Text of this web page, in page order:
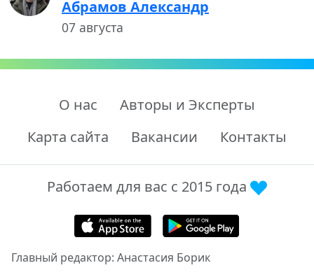
Абрамов Александр
07 августа
О нас
Авторы и Эксперты
Карта сайта
Вакансии Контакты
Работаем для вас с 2015 года
Главный редактор: Анастасия Борик